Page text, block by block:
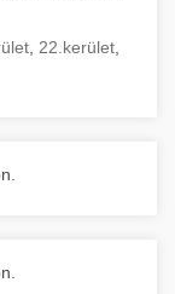
22.kerület